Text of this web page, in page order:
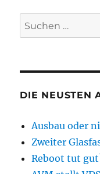
Suchen
nach:
DIE NEUSTEN
Ausbau oder
Zweiter
Reboot tut